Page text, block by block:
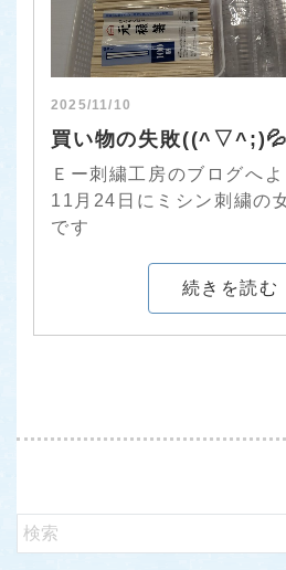
2025/11/10
買い物の失敗((^▽^;)💦
Ｅー刺繍工房のブログへ
11月24日にミシン刺繍の
です
続きを読